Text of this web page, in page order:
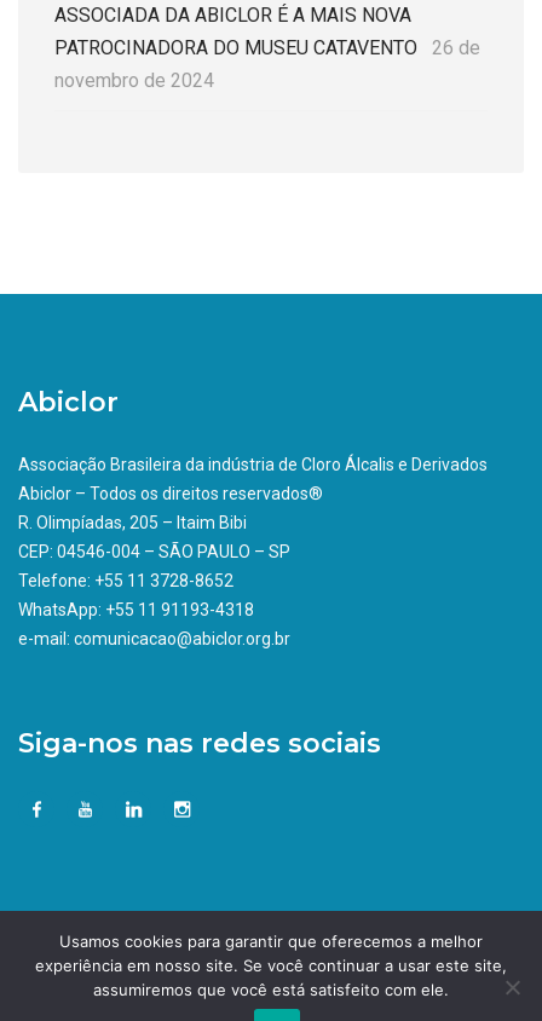
ASSOCIADA DA ABICLOR É A MAIS NOVA
PATROCINADORA DO MUSEU CATAVENTO
26 de
novembro de 2024
Abiclor
Associação Brasileira da indústria de Cloro Álcalis e Derivados
Abiclor – Todos os direitos reservados®
R. Olimpíadas, 205 – Itaim Bibi
CEP: 04546-004 – SÃO PAULO – SP
Telefone: +55 11 3728-8652
WhatsApp: +55 11 91193-4318
e-mail: comunicacao@abiclor.org.br
Siga-nos nas redes sociais
Usamos cookies para garantir que oferecemos a melhor
experiência em nosso site. Se você continuar a usar este site,
assumiremos que você está satisfeito com ele.